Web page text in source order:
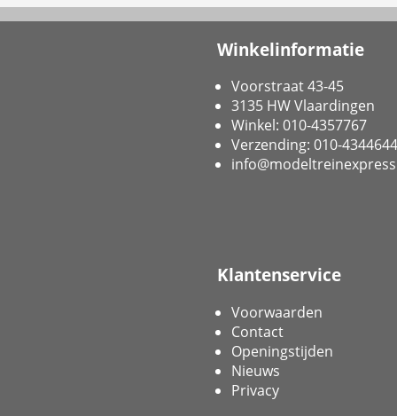
Winkelinformatie
Voorstraat 43-45
3135 HW Vlaardingen
Winkel: 010-4357767
Verzending: 010-4344644
Klantenservice
Voorwaarden
Contact
Openingstijden
Nieuws
Privacy